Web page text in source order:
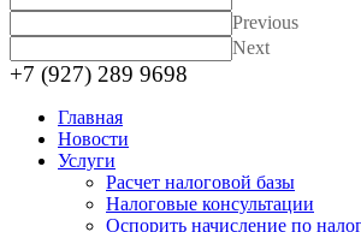
Previous
Next
+7 (927) 289 9698
Главная
Новости
Услуги
Расчет налоговой базы
Налоговые консультации
Оспорить начисление по